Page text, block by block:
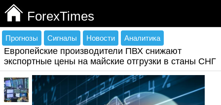
ForexTimes
Прогнозы Сигналы Новости Аналитика
Европейские производители ПВХ снижают
экспортные цены на майские отгрузки в станы СНГ